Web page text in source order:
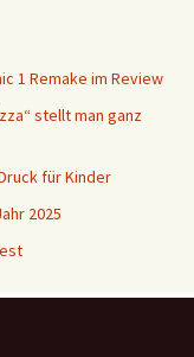
1 Remake im Review
stellt man ganz
für Kinder
2025